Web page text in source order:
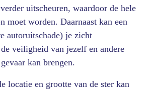
uitscheuren, waardoor de hele
moet worden. Daarnaast kan een
autoruitschade) je zicht
veiligheid van jezelf en andere
kan brengen.
locatie en grootte van de ster kan